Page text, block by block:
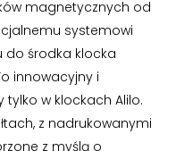
magnetycznych od
systemowi
środka klocka
innowacyjny i
w klockach Alilo.
z nadrukowanymi
z myślą o